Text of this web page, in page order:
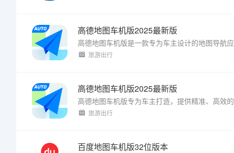
高德地图车机版2025最新版
旅游出行
高德地图车机版2025最新版
旅游出行
百度地图车机版32位版本